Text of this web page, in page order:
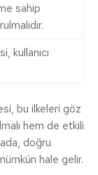
sahip
kullanıcı
bu ilkeleri göz
hem de etkili
doğru
hale gelir.